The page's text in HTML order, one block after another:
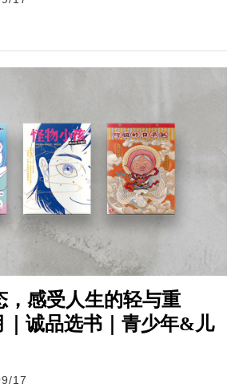
，感受人生的轻与重
｜诚品选书｜青少年&儿
17